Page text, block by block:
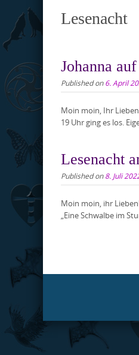
Lesenacht
Johanna
Published on6. April
Moin moin, Ihr
19 Uhr ging es los.
Lesenacht
Published on8. Juli
Moin moin, ihr
„Eine Schwalbe im